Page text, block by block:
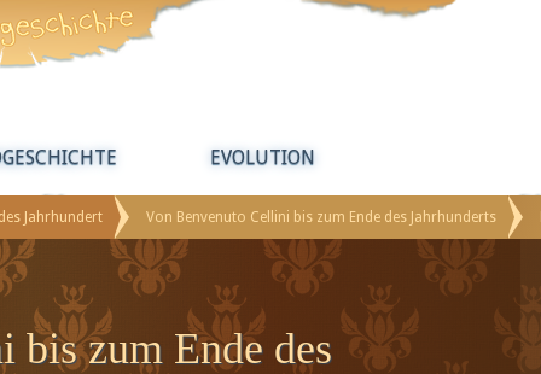
EVOLUTION
Jahrhundert Von Benvenuto Cellini bis zum Ende des Jahrhunderts
bis zum Ende des